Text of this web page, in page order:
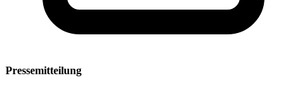
Pressemitteilung